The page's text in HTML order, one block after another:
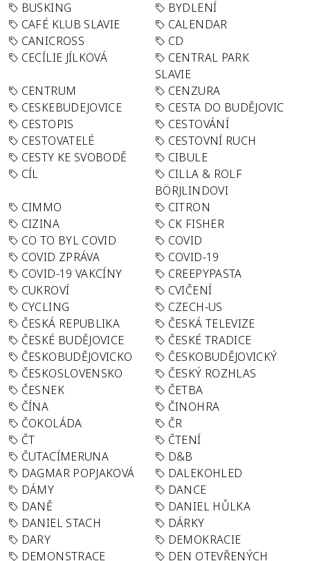
BUSKING
BYDLENÍ
CAFÉ KLUB SLAVIE
CALENDAR
CANICROSS
CD
CECÍLIE JÍLKOVÁ
CENTRAL PARK
SLAVIE
CENTRUM
CENZURA
CESKEBUDEJOVICE
CESTA DO BUDĚJOVIC
CESTOPIS
CESTOVÁNÍ
CESTOVATELÉ
CESTOVNÍ RUCH
CESTY KE SVOBODĚ
CIBULE
CÍL
CILLA & ROLF
BÖRJLINDOVI
CIMMO
CITRON
CIZINA
CK FISHER
CO TO BYL COVID
COVID
COVID ZPRÁVA
COVID-19
COVID-19 VAKCÍNY
CREEPYPASTA
CUKROVÍ
CVIČENÍ
CYCLING
CZECH-US
ČESKÁ REPUBLIKA
ČESKÁ TELEVIZE
ČESKÉ BUDĚJOVICE
ČESKÉ TRADICE
ČESKOBUDĚJOVICKO
ČESKOBUDĚJOVICKÝ
ČESKOSLOVENSKO
ČESKÝ ROZHLAS
ČESNEK
ČETBA
ČÍNA
ČINOHRA
ČOKOLÁDA
ČR
ČT
ČTENÍ
ČUTACÍMERUNA
D&B
DAGMAR POPJAKOVÁ
DALEKOHLED
DÁMY
DANCE
DANĚ
DANIEL HŮLKA
DANIEL STACH
DÁRKY
DARY
DEMOKRACIE
DEMONSTRACE
DEN OTEVŘENÝCH